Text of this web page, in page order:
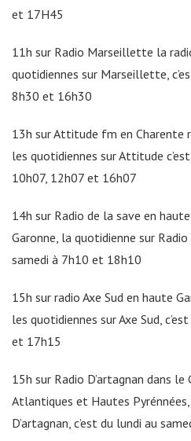
et 17H45
11h sur Radio Marseillette la
quotidiennes sur Marseillette,
8h30 et 16h30
13h sur Attitude fm en Charente
les quotidiennes sur Attitude
10h07, 12h07 et 16h07
14h sur Radio de la save en
Garonne, la quotidienne sur
samedi à 7h10 et 18h10
15h sur radio Axe Sud en haute
les quotidiennes sur Axe Sud,
et 17h15
15h sur Radio D’artagnan dans le
Atlantiques et Hautes
D’artagnan, c’est du lundi au